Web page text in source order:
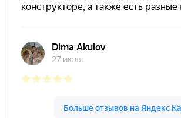
Спиртовая краска NORIS